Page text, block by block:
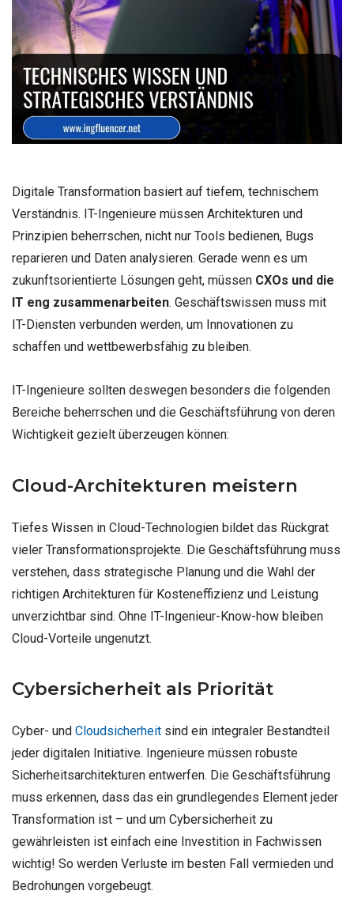
Digitale Transformation basiert auf tiefem, technischem
Verständnis. IT-Ingenieure müssen Architekturen und
Prinzipien beherrschen, nicht nur Tools bedienen, Bugs
reparieren und Daten analysieren. Gerade wenn es um
zukunftsorientierte Lösungen geht, müssen CXOs und die
IT eng zusammenarbeiten. Geschäftswissen muss mit
IT-Diensten verbunden werden, um Innovationen zu
schaffen und wettbewerbsfähig zu bleiben.
IT-Ingenieure sollten deswegen besonders die folgenden
Bereiche beherrschen und die Geschäftsführung von deren
Wichtigkeit gezielt überzeugen können:
Cloud-Architekturen meistern
Tiefes Wissen in Cloud-Technologien bildet das Rückgrat
vieler Transformationsprojekte. Die Geschäftsführung muss
verstehen, dass strategische Planung und die Wahl der
richtigen Architekturen für Kosteneffizienz und Leistung
unverzichtbar sind. Ohne IT-Ingenieur-Know-how bleiben
Cloud-Vorteile ungenutzt.
Cybersicherheit als Priorität
Cyber- und Cloudsicherheit sind ein integraler Bestandteil
jeder digitalen Initiative. Ingenieure müssen robuste
Sicherheitsarchitekturen entwerfen. Die Geschäftsführung
muss erkennen, dass das ein grundlegendes Element jeder
Transformation ist – und um Cybersicherheit zu
gewährleisten ist einfach eine Investition in Fachwissen
wichtig! So werden Verluste im besten Fall vermieden und
Bedrohungen vorgebeugt.